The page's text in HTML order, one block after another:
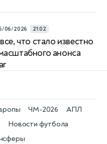
06/2026 21:02
все, что стало известно
анонса
Новости футбола
ЧМ-2026 АПЛ